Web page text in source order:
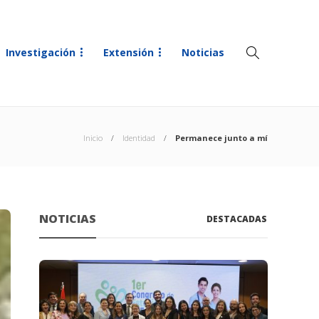
Investigación Extensión Noticias
Inicio Identidad Permanece junto a mí
NOTICIAS DESTACADAS